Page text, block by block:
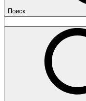
Поиск